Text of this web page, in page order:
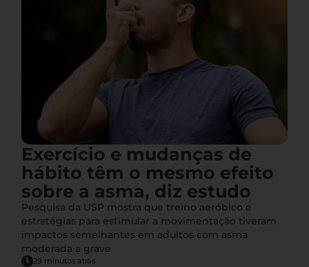
Exercício e mudanças de
hábito têm o mesmo efeito
sobre a asma, diz estudo
Pesquisa da USP mostra que treino aeróbico e
estratégias para estimular a movimentação tiveram
impactos semelhantes em adultos com asma
moderada a grave
29 minutos atrás